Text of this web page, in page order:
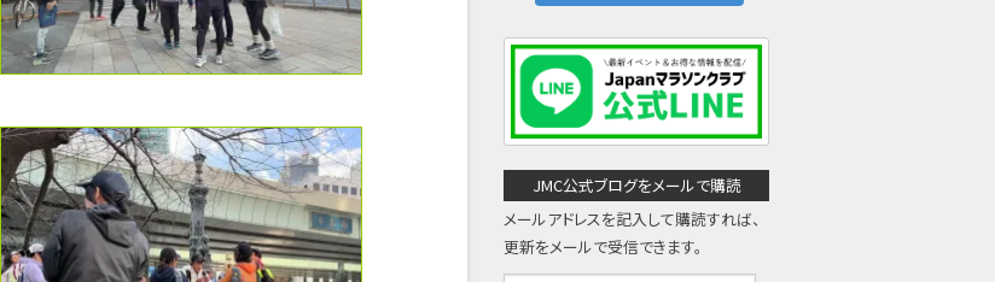
JMC公式ブログをメールで購読
メールアドレスを記入して購読すれば、
更新をメールで受信できます。